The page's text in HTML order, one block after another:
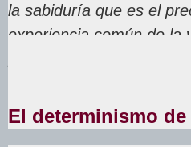
la sabiduría que es el
experiencia común de la
El determinismo